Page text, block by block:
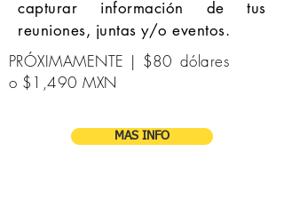
capturar información de tus
reuniones, juntas y/o eventos.
PRÓXIMAMENTE | $80 dólares
o $1,490 MXN
MAS INFO